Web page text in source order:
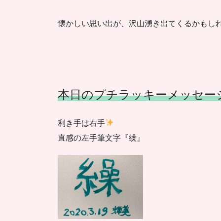
懐かしい思い出が、沢山湧き出てくるかもし
本日のプチラッキーメッセー
利き手は右手
直感の左手筆文字『繰』